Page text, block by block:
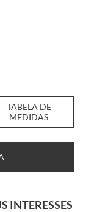
TABELA DE
MEDIDAS
INTERESSES